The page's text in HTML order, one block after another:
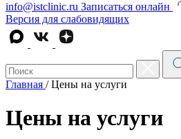
info@istclinic.ru Записаться онлайн
Версия для слабовидящих
Главная / Цены на услуги
Цены на услуги